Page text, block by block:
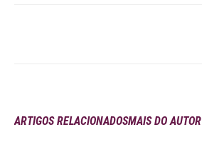
ARTIGOS RELACIONADOSMAIS DO AUTOR